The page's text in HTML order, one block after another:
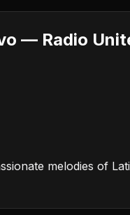
— Radio
melodies of